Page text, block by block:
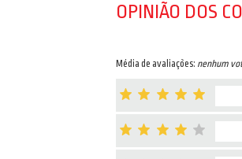
OPINIÃO DOS
Média de avaliações: nenhum